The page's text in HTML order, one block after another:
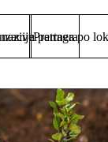
partnera
Pretraga po